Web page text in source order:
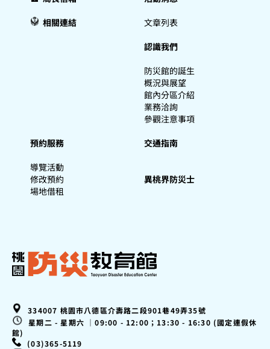
334007 桃園市八德區介壽路二段901巷49弄35號
星期二 - 星期六 ｜09:00 - 12:00；13:30 - 16:30 (國定連假休
館)
(03)365-5119
相關連結
文章列表
認識我們
防災館的誕生
概況與展望
館內分區介紹
業務洽詢
參觀注意事項
預約服務
導覽活動
修改預約
場地借租
交通指南
異桃界防災士